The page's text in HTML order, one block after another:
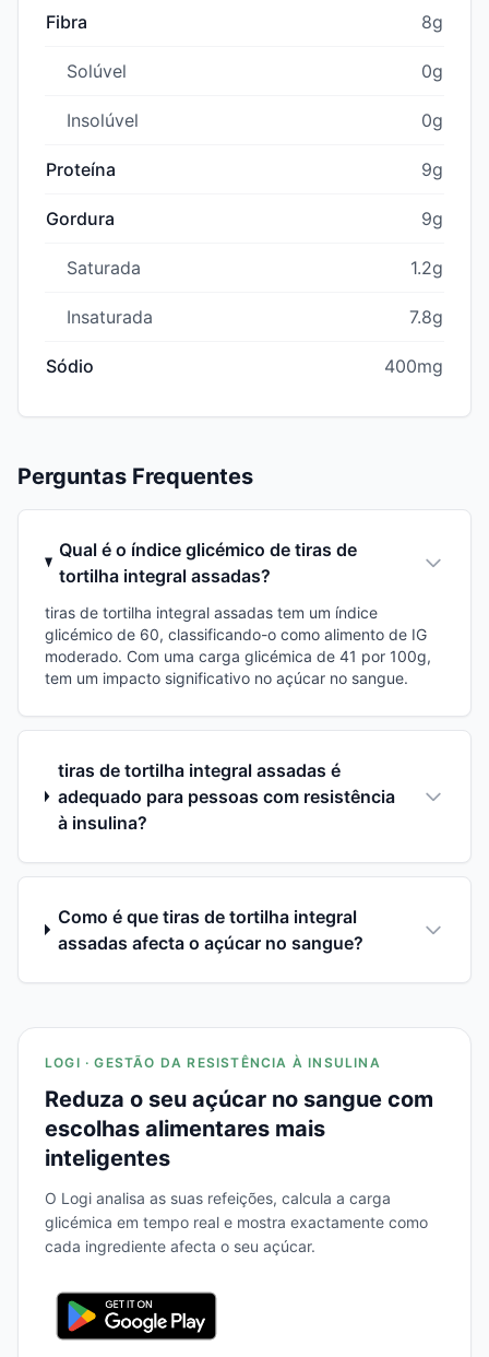
Fibra 8g
Solúvel 0g
Insolúvel 0g
Proteína 9g
Gordura 9g
Saturada 1.2g
Insaturada 7.8g
Sódio 400mg
Perguntas Frequentes
Qual é o índice glicémico de tiras de
tortilha integral assadas?
tiras de tortilha integral assadas tem um índice
glicémico de 60, classificando-o como alimento de IG
moderado. Com uma carga glicémica de 41 por 100g,
tem um impacto significativo no açúcar no sangue.
tiras de tortilha integral assadas é
adequado para pessoas com resistência
à insulina?
Como é que tiras de tortilha integral
assadas afecta o açúcar no sangue?
LOGI · GESTÃO DA RESISTÊNCIA À INSULINA
Reduza o seu açúcar no sangue com
escolhas alimentares mais
inteligentes
O Logi analisa as suas refeições, calcula a carga
glicémica em tempo real e mostra exactamente como
cada ingrediente afecta o seu açúcar.